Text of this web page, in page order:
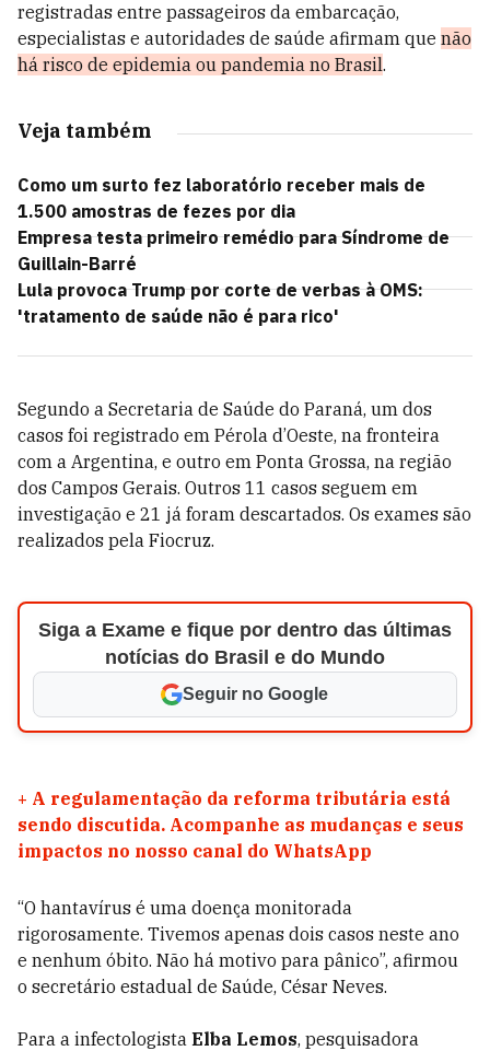
registradas entre passageiros da embarcação,
especialistas e autoridades de saúde afirmam que não
há risco de epidemia ou pandemia no Brasil.
Veja também
Como um surto fez laboratório receber mais de
1.500 amostras de fezes por dia
Empresa testa primeiro remédio para Síndrome de
Guillain-Barré
Lula provoca Trump por corte de verbas à OMS:
'tratamento de saúde não é para rico'
Segundo a Secretaria de Saúde do Paraná, um dos
casos foi registrado em Pérola d’Oeste, na fronteira
com a Argentina, e outro em Ponta Grossa, na região
dos Campos Gerais. Outros 11 casos seguem em
investigação e 21 já foram descartados. Os exames são
realizados pela Fiocruz.
Siga a Exame e fique por dentro das últimas
notícias do Brasil e do Mundo
Seguir no Google
+ A regulamentação da reforma tributária está
sendo discutida. Acompanhe as mudanças e seus
impactos no nosso canal do WhatsApp
“O hantavírus é uma doença monitorada
rigorosamente. Tivemos apenas dois casos neste ano
e nenhum óbito. Não há motivo para pânico”, afirmou
o secretário estadual de Saúde, César Neves.
Para a infectologista Elba Lemos, pesquisadora